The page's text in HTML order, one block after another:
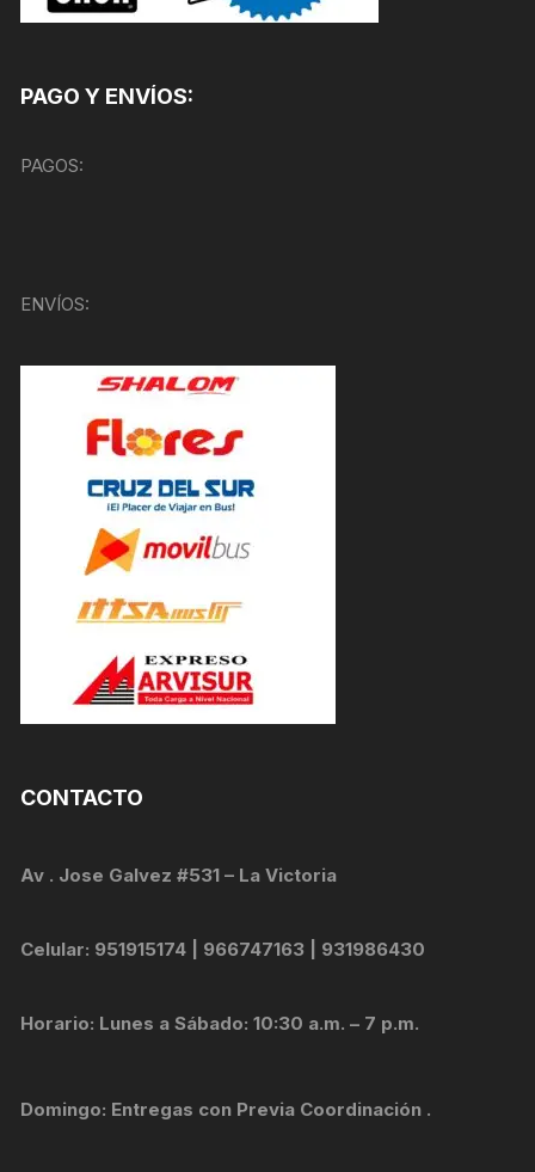
PAGO Y ENVÍOS:
PAGOS:
ENVÍOS:
CONTACTO
Av . Jose Galvez #531 – La Victoria
Celular: 951915174 | 966747163 | 931986430
Horario: Lunes a Sábado: 10:30 a.m. – 7 p.m.
Domingo: Entregas con Previa Coordinación .